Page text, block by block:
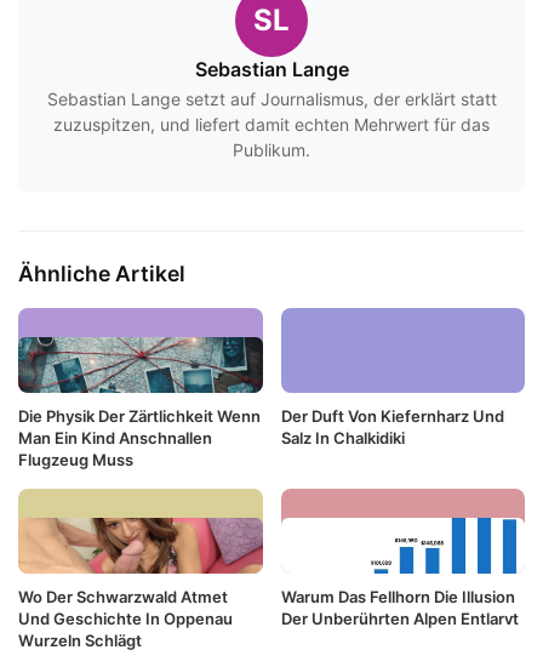
SL
Sebastian Lange
Sebastian Lange setzt auf Journalismus, der erklärt statt
zuzuspitzen, und liefert damit echten Mehrwert für das
Publikum.
Ähnliche Artikel
Die Physik Der Zärtlichkeit Wenn
Man Ein Kind Anschnallen
Flugzeug Muss
Der Duft Von Kiefernharz Und
Salz In Chalkidiki
Wo Der Schwarzwald Atmet
Und Geschichte In Oppenau
Wurzeln Schlägt
Warum Das Fellhorn Die Illusion
Der Unberührten Alpen Entlarvt